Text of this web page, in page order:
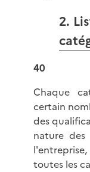
2.
40
Chaque
certain
des
nature
toutes les